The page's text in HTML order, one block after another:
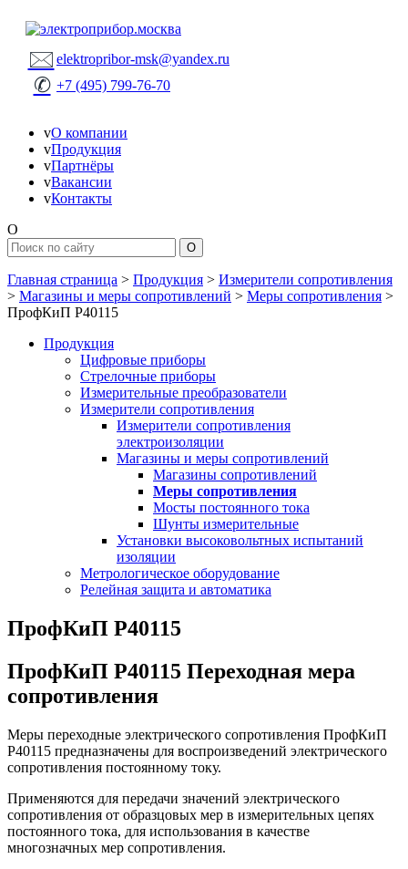
🖂 elektropribor-msk@yandex.ru
✆ +7 (495) 799-76-70
vО компании
vПродукция
vПартнёры
vВакансии
vКонтакты
O
Главная страница > Продукция > Измерители сопротивления
> Магазины и меры сопротивлений > Меры сопротивления >
ПрофКиП Р40115
Продукция
Цифровые приборы
Стрелочные приборы
Измерительные преобразователи
Измерители сопротивления
Измерители сопротивления
электроизоляции
Магазины и меры сопротивлений
Магазины сопротивлений
Меры сопротивления
Мосты постоянного тока
Шунты измерительные
Установки высоковольтных испытаний
изоляции
Метрологическое оборудование
Релейная защита и автоматика
ПрофКиП Р40115
ПрофКиП Р40115 Переходная мера
сопротивления
Меры переходные электрического сопротивления ПрофКиП
Р40115 предназначены для воспроизведений электрического
сопротивления постоянному току.
Применяются для передачи значений электрического
сопротивления от образцовых мер в измерительных цепях
постоянного тока, для использования в качестве
многозначных мер сопротивления.